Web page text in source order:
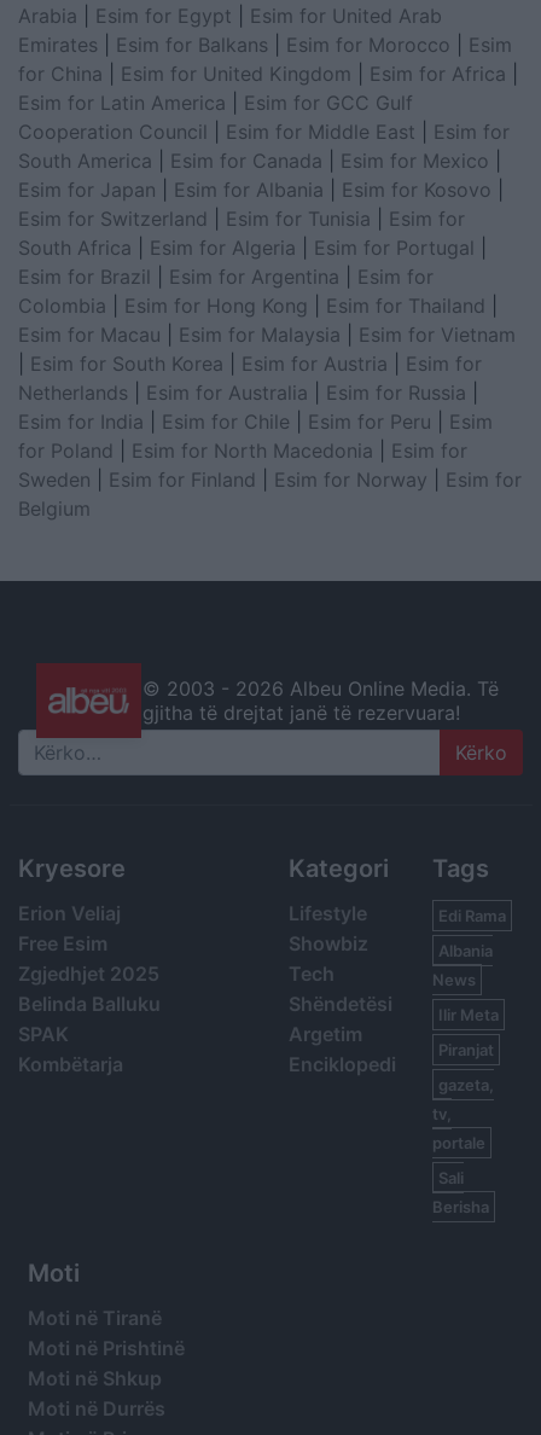
Arabia
Esim for Egypt
Esim for United Arab
Emirates
Esim for Balkans Esim for Morocco
Esim
for China
Esim for United Kingdom Esim for Africa
Esim for Latin America
Esim for GCC Gulf
Cooperation Council
Esim for Middle East
Esim for
South America
Esim for Canada Esim for Mexico
Esim for Japan
Esim for Albania Esim for Kosovo
Esim for Switzerland
Esim for Tunisia
Esim for
South Africa
Esim for Algeria Esim for Portugal
Esim for Brazil
Esim for Argentina
Esim for
Colombia
Esim for Hong Kong Esim for Thailand
Esim for Macau
Esim for Malaysia
Esim for Vietnam
Esim for South Korea Esim for Austria
Esim for
Netherlands
Esim for Australia Esim for Russia
Esim for India
Esim for Chile Esim for Peru
Esim
for Poland
Esim for North Macedonia
Esim for
Sweden
Esim for Finland Esim for Norway
Esim for
Belgium
© 2003 - 2026 Albeu Online Media. Të
gjitha të drejtat janë të rezervuara!
Search
Kryesore
Erion Veliaj
Free Esim
Zgjedhjet 2025
Belinda Balluku
SPAK
Kombëtarja
Kategori
Lifestyle
Showbiz
Tech
Shëndetësi
Argetim
Enciklopedi
Tags
Edi Rama
Albania
News
Ilir Meta
Piranjat
gazeta,
tv,
portale
Sali
Berisha
Moti
Moti në Tiranë
Moti në Prishtinë
Moti në Shkup
Moti në Durrës